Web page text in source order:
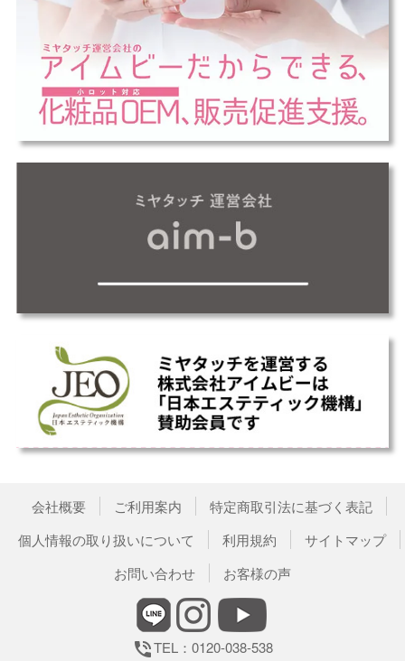
会社概要 ご利用案内
特定商取引法に基づく表記
個人情報の取り扱いについて
利用規約
サイトマップ
お問い合わせ
お客様の声
phone_in_talkTEL：0120-038-538